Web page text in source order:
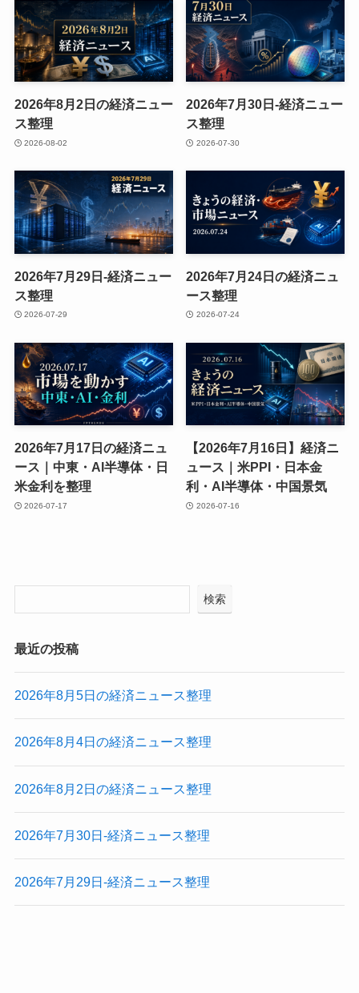
2026年8月2日の経済ニュー
ス整理
2026-08-02
2026年7月30日-経済ニュー
ス整理
2026-07-30
2026年7月29日-経済ニュー
ス整理
2026-07-29
2026年7月24日の経済ニュ
ース整理
2026-07-24
2026年7月17日の経済ニュ
ース｜中東・AI半導体・日
米金利を整理
2026-07-17
【2026年7月16日】経済ニ
ュース｜米PPI・日本金
利・AI半導体・中国景気
2026-07-16
検索
最近の投稿
2026年8月5日の経済ニュース整理
2026年8月4日の経済ニュース整理
2026年8月2日の経済ニュース整理
2026年7月30日-経済ニュース整理
2026年7月29日-経済ニュース整理